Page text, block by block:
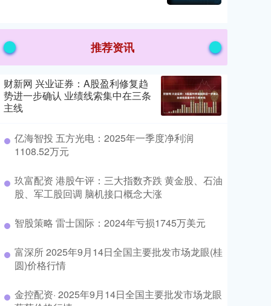
推荐资讯
财新网 兴业证券：A股盈利修复趋
势进一步确认 业绩线索集中在三条
主线
亿海智投 五方光电：2025年一季度净利润
1108.52万元
玖富配资 港股午评：三大指数齐跌 黄金股、石油
股、军工股回调 脑机接口概念大涨
智股策略 雷士国际：2024年亏损1745万美元
富深所 2025年9月14日全国主要批发市场龙眼(桂
圆)价格行情
金控配资· 2025年9月14日全国主要批发市场龙眼